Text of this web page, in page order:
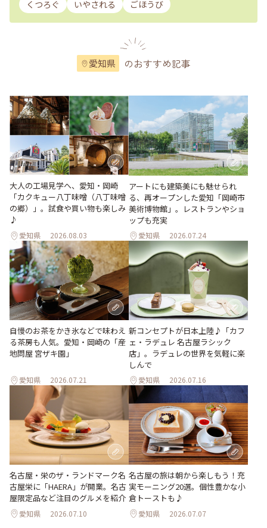
くつろぐ
いやされる ごほうび
愛知県 のおすすめ記事
大人の工場見学へ、愛知・岡崎
「カクキュー八丁味噌（八丁味噌
の郷）」。試食や買い物も楽しみ
♪
愛知県 2026.08.03
アートにも建築美にも魅せられ
る、再オープンした愛知「岡崎市
美術博物館」。レストランやショ
ップも充実
愛知県 2026.07.24
自慢のお茶をかき氷などで味わえ
る茶房も人気。愛知・岡崎の「産
地問屋 宮ザキ園」
愛知県 2026.07.21
新コンセプトが日本上陸♪「カフ
ェ・ラデュレ 名古屋ラシック
店」。ラデュレの世界を気軽に楽
しんで
愛知県 2026.07.16
名古屋・栄のザ・ランドマーク名
古屋栄に「HAERA」が開業。名古
屋限定品など注目のグルメを紹介
愛知県 2026.07.10
名古屋の旅は朝から楽しもう！充
実モーニング20選。個性豊かな小
倉トーストも♪
愛知県 2026.07.07